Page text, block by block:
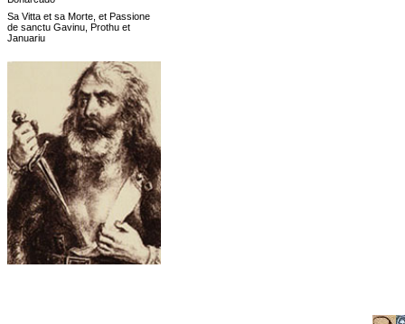
Sa Vitta et sa Morte, et Passione
de sanctu Gavinu, Prothu et
Januariu